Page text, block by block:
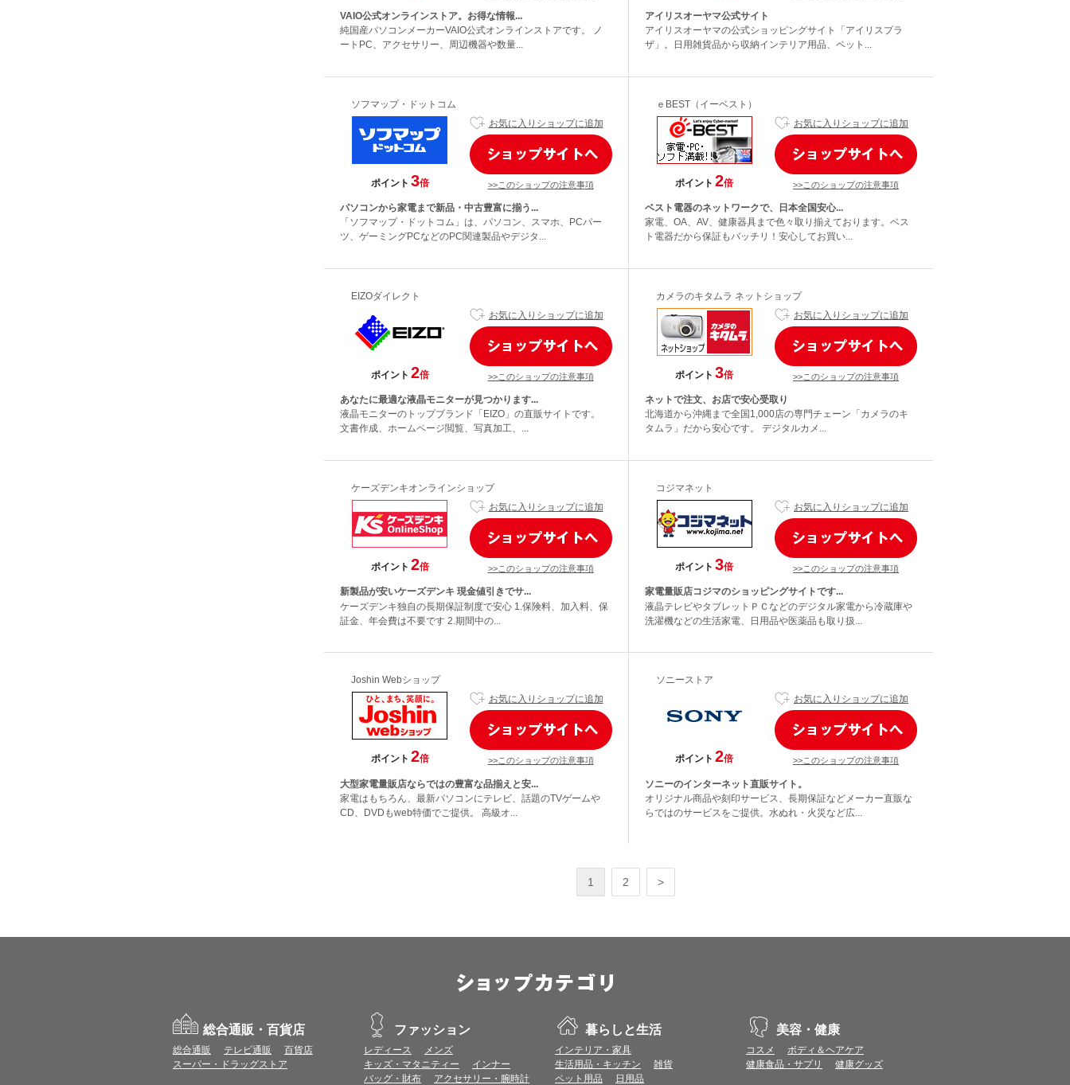
VAIO公式オンラインストア。お得な情報...
純国産パソコンメーカーVAIO公式オンラインストアです。 ノ
ートPC、アクセサリー、周辺機器や数量...
アイリスオーヤマ公式サイト
アイリスオーヤマの公式ショッピングサイト「アイリスプラ
ザ」。日用雑貨品から収納インテリア用品、ペット...
ソフマップ・ドットコム
ポイント 3倍
お気に入りショップに追加
>>このショップの注意事項
パソコンから家電まで新品・中古豊富に揃う...
「ソフマップ・ドットコム」は、パソコン、スマホ、PCパー
ツ、ゲーミングPCなどのPC関連製品やデジタ...
ｅBEST（イーベスト）
ポイント 2倍
お気に入りショップに追加
>>このショップの注意事項
ベスト電器のネットワークで、日本全国安心...
家電、OA、AV、健康器具まで色々取り揃えております。ベス
ト電器だから保証もバッチリ！安心してお買い...
EIZOダイレクト
ポイント 2倍
お気に入りショップに追加
>>このショップの注意事項
あなたに最適な液晶モニターが見つかります...
液晶モニターのトップブランド「EIZO」の直販サイトです。
文書作成、ホームページ閲覧、写真加工、...
カメラのキタムラ ネットショップ
ポイント 3倍
お気に入りショップに追加
>>このショップの注意事項
ネットで注文、お店で安心受取り
北海道から沖縄まで全国1,000店の専門チェーン「カメラのキ
タムラ」だから安心です。 デジタルカメ...
ケーズデンキオンラインショップ
ポイント 2倍
お気に入りショップに追加
>>このショップの注意事項
新製品が安いケーズデンキ 現金値引きでサ...
ケーズデンキ独自の長期保証制度で安心 1.保険料、加入料、保
証金、年会費は不要です 2.期間中の...
コジマネット
ポイント 3倍
お気に入りショップに追加
>>このショップの注意事項
家電量販店コジマのショッピングサイトです...
液晶テレビやタブレットＰＣなどのデジタル家電から冷蔵庫や
洗濯機などの生活家電、日用品や医薬品も取り扱...
Joshin Webショップ
ポイント 2倍
お気に入りショップに追加
>>このショップの注意事項
大型家電量販店ならではの豊富な品揃えと安...
家電はもちろん、最新パソコンにテレビ、話題のTVゲームや
CD、DVDもweb特価でご提供。 高級オ...
ソニーストア
ポイント 2倍
お気に入りショップに追加
>>このショップの注意事項
ソニーのインターネット直販サイト。
オリジナル商品や刻印サービス、長期保証などメーカー直販な
らではのサービスをご提供。水ぬれ・火災など広...
1 2 >
総合通販・百貨店
総合通販 テレビ通販
百貨店
スーパー・ドラッグストア
ファッション
レディース
メンズ
キッズ・マタニティー
インナー
バッグ・財布
アクセサリー・腕時計
暮らしと生活
インテリア・家具
生活用品・キッチン
雑貨
ペット用品
日用品
美容・健康
コスメ
ボディ＆ヘアケア
健康食品・サプリ
健康グッズ